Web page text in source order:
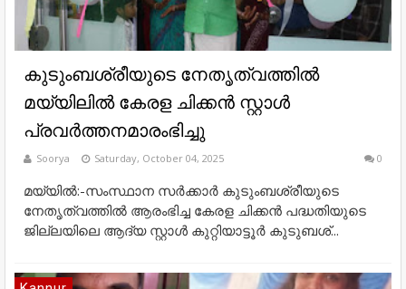
കുടുംബശ്രീയുടെ നേതൃത്വത്തില്‍
മയ്യിലിൽ കേരള ചിക്കന്‍ സ്റ്റാള്‍
പ്രവര്‍ത്തനമാരംഭിച്ചു
Soorya Saturday, October 04, 2025 0
മയ്യിൽ:-സംസ്ഥാന സര്‍ക്കാര്‍ കുടുംബശ്രീയുടെ
നേതൃത്വത്തില്‍ ആരംഭിച്ച കേരള ചിക്കന്‍ പദ്ധതിയുടെ
ജില്ലയിലെ ആദ്യ സ്റ്റാള്‍ കുറ്റിയാട്ടൂര്‍ കുടുബശ്...